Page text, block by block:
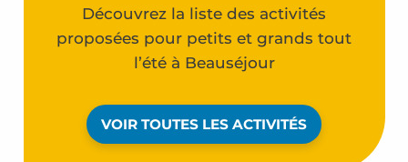
Découvrez la liste des activités
proposées pour petits et grands tout
l’été à Beauséjour
VOIR TOUTES LES ACTIVITÉS